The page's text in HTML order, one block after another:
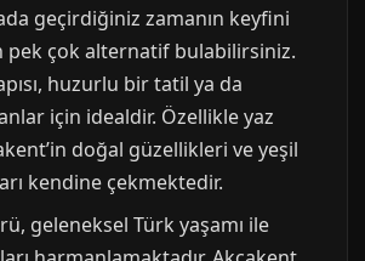
geçirdiğiniz zamanın keyfini
pek çok alternatif bulabilirsiniz.
huzurlu bir tatil ya da
için idealdir. Özellikle yaz
doğal güzellikleri ve yeşil
kendine çekmektedir.
geleneksel Türk yaşamı ile